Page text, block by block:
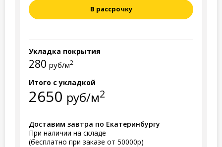
В рассрочку
Укладка покрытия
280 руб/м2
Итого с укладкой
2650 руб/м2
Доставим завтра по Екатеринбургу
При наличии на складе
(бесплатно при заказе от 50000р)